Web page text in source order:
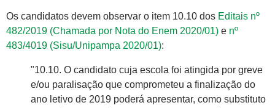
Os candidatos devem observar o item 10.10 dos Editais nº
482/2019 (Chamada por Nota do Enem 2020/01) e nº
483/4019 (Sisu/Unipampa 2020/01):
"10.10. O candidato cuja escola foi atingida por greve
e/ou paralisação que comprometeu a finalização do
ano letivo de 2019 poderá apresentar, como substituto